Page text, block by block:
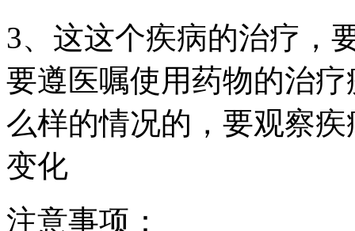
3、这这个疾病的治疗，
要遵医嘱使用药物的治
么样的情况的，要观察
变化
注意事项：